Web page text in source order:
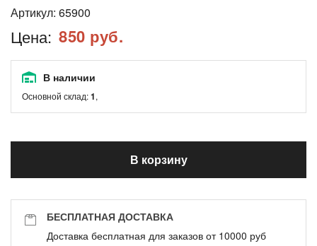
Артикул: 65900
Цена: 850 руб.
В наличии
Основной склад:1,
В корзину
БЕСПЛАТНАЯ ДОСТАВКА
Доставка бесплатная для заказов от 10000 руб